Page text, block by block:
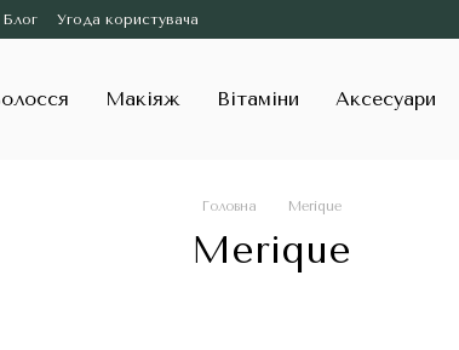
Блог Угода користувача
Макіяж Вітаміни Аксесуари
Головна Merique
Merique